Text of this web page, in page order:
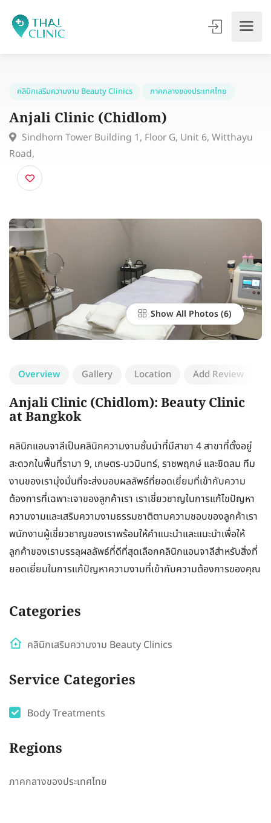
คลินิกเสริมความงาม Beauty Clinics
Anjali Clinic (Chidlom)
Sindhorn Tower Building 1, Floor G, Unit 6,
Road,
Show All Photos
Overview Gallery Location Add Review
Anjali Clinic (Chidlom): Beauty Clinic
at Bangkok
คลินิกแอนจาลีเป็นคลินิกความงามชั้นนำที่มีสาขา 4 สาขาที่ตั้งอยู่
สะดวกในพื้นที่รามา 9, เกษตร-นวมินทร์, ราชพฤกษ์ และชิดลม ทีม
งานของเรามุ่งมั่นที่จะส่งมอบผลลัพธ์ที่ยอดเยี่ยมที่เข้ากับความ
ต้องการที่เฉพาะเจาของลูกค้าเรา เราเชี่ยวชาญในการแก้ไขปัญหา
ความงามและเสริมความงามธรรมชาติตามความชอบของลูกค้าเรา
พนักงานผู้เชี่ยวชาญของเราพร้อมให้คำแนะนำและแนะนำเพื่อให้
ลูกค้าของเราบรรลุผลลัพธ์ที่ดีที่สุดเลือกคลินิกแอนจาลีสำหรับสิ่งที่
ยอดเยี่ยมในการแก้ปัญหาความงามที่เข้ากับความต้องการของคุณ
Categories
คลินิกเสริมความงาม Beauty Clinics
Service Categories
Body Treatments
Regions
ภาคกลางของประเทศไทย